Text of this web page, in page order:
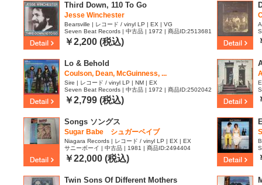
Third Down, 110 To Go
Jesse Winchester
Bearsville | レコード / vinyl LP | EX | VG
Seven Beat Records | 中古品 | 1972 | 商品ID:2513681
￥2,200 (税込)
Lo & Behold
Coulson, Dean, McGuinness, ...
Sire | レコード / vinyl LP | NM | EX
Seven Beat Records | 中古品 | 1972 | 商品ID:2502042
￥2,799 (税込)
Songs ソングス
Sugar Babe シュガーベイブ
Niagara Records | レコード / vinyl LP | EX | EX
サニーボーイ | 中古品 | 1981 | 商品ID:2494404
￥22,000 (税込)
Twin Sons Of Different Mothers